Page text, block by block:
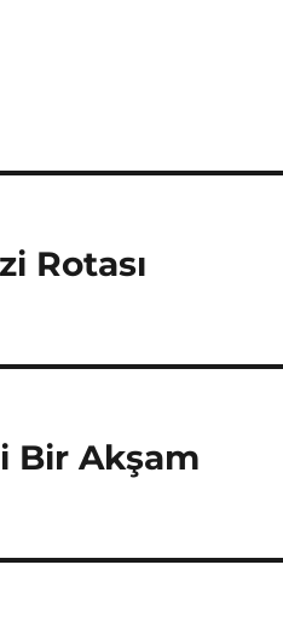
Rotası
Bir Akşam